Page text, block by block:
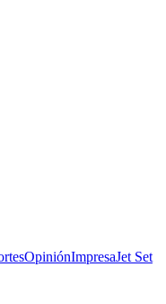
OpiniónImpresaJet Set